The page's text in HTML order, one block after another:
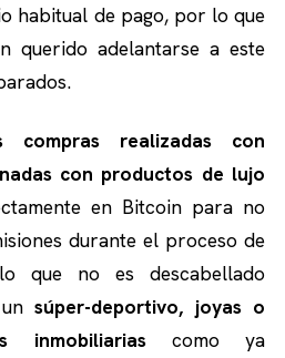
habitual de pago, por lo que
querido adelantarse a este
compras realizadas con
con productos de lujo
en Bitcoin para no
durante el proceso de
que no es descabellado
súper-deportivo, joyas o
inmobiliariascomo ya